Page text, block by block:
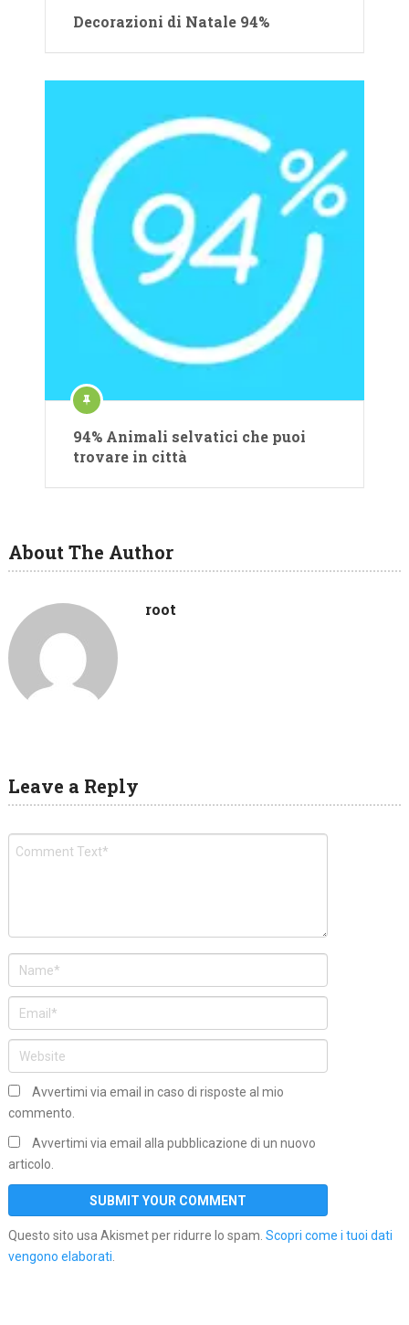
Decorazioni di Natale 94%
94% Animali selvatici che puoi
trovare in città
About The Author
root
Leave a Reply
Avvertimi via email in caso di risposte al mio
commento.
Avvertimi via email alla pubblicazione di un nuovo
articolo.
Questo sito usa Akismet per ridurre lo spam. Scopri come i tuoi dati
vengono elaborati.